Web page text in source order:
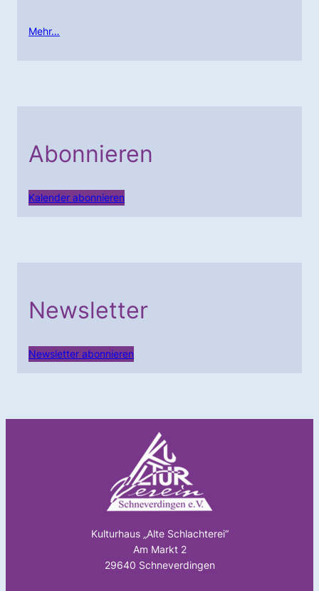
Mehr…
Abonnieren
Kalender abonnieren
Newsletter
Newsletter abonnieren
Kulturhaus „Alte Schlachterei“
Am Markt 2
29640 Schneverdingen